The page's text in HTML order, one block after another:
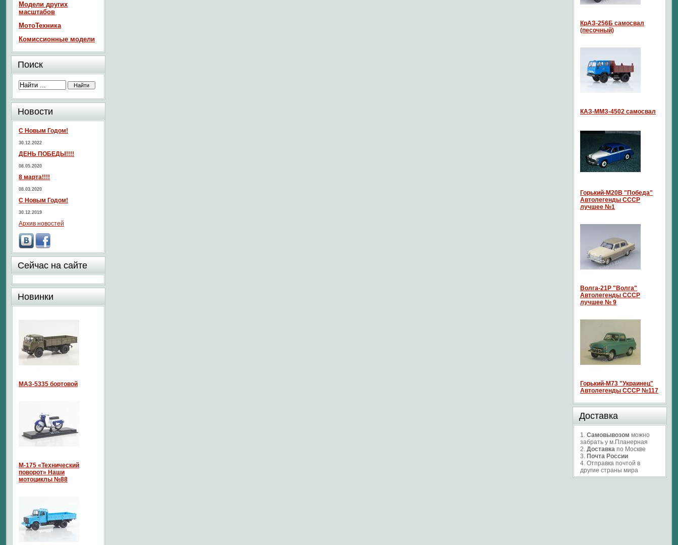
Модели других
масштабов
МотоТехника
Комиссионные модели
Поиск
Новости
С Новым Годом!
30.12.2022
ДЕНЬ ПОБЕДЫ!!!!
08.05.2020
8 марта!!!!
08.03.2020
С Новым Годом!
30.12.2019
Архив новостей
Сейчас на сайте
Новинки
МАЗ-5335 бортовой
М-175 «Технический
поворот» Наши
мотоциклы №88
КрАЗ-256Б самосвал
(песочный)
КАЗ-ММЗ-4502 самосвал
Горький-М20В "Победа"
Автолегенды СССР
лучшее №1
Волга-21P "Волга"
Автолегенды СССР
лучшее № 9
Горький-М73 "Украинец"
Автолегенды СССР №117
Доставка
1. Самовывозом можно
забрать у м.Планерная
2. Доставка по Москве
3. Почта России
4. Отправка почтой в
другие страны мира